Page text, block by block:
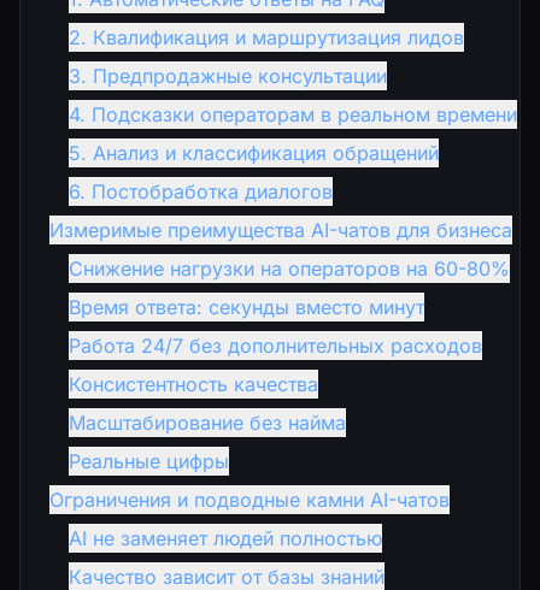
2. Квалификация и маршрутизация лидов
3. Предпродажные консультации
4. Подсказки операторам в реальном времени
5. Анализ и классификация обращений
6. Постобработка диалогов
Измеримые преимущества AI-чатов для бизнеса
Снижение нагрузки на операторов на 60-80%
Время ответа: секунды вместо минут
Работа 24/7 без дополнительных расходов
Консистентность качества
Масштабирование без найма
Реальные цифры
Ограничения и подводные камни AI-чатов
AI не заменяет людей полностью
Качество зависит от базы знаний